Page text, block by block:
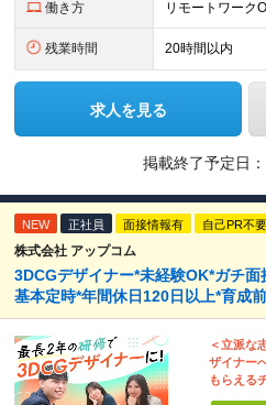
働き方 リモートワーク
残業時間 20時間以内
求人を見る
掲載終了予定日：
NEW 正社員 面接情報有 自己PR不要
株式会社 アップコム
3DCGデザイナー*未経験OK*ガチ
基本定時*年間休日120日以上*育成
＜立派な
ザイナー
もらえる